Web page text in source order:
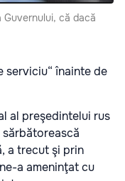
Guvernului, că dacă
serviciu“ înainte de
al preşedintelui rus
a trecut şi prin
a ameninţat cu